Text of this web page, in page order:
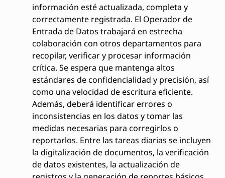
información esté actualizada, completa y
correctamente registrada. El Operador de
Entrada de Datos trabajará en estrecha
colaboración con otros departamentos para
recopilar, verificar y procesar información
crítica. Se espera que mantenga altos
estándares de confidencialidad y precisión, así
como una velocidad de escritura eficiente.
Además, deberá identificar errores o
inconsistencias en los datos y tomar las
medidas necesarias para corregirlos o
reportarlos. Entre las tareas diarias se incluyen
la digitalización de documentos, la verificación
de datos existentes, la actualización de